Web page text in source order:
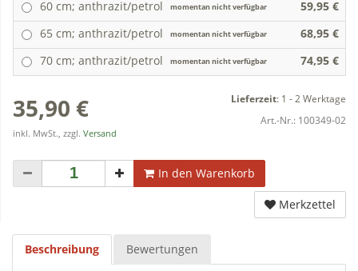
60 cm; anthrazit/petrol 59,95 €
momentan nicht verfügbar
65 cm; anthrazit/petrol 68,95 €
momentan nicht verfügbar
70 cm; anthrazit/petrol 74,95 €
momentan nicht verfügbar
35,90 €
inkl. MwSt., zzgl. Versand
Lieferzeit: 1 - 2 Werktage
Art.-Nr.: 100349-02
In den Warenkorb
Merkzettel
Beschreibung Bewertungen